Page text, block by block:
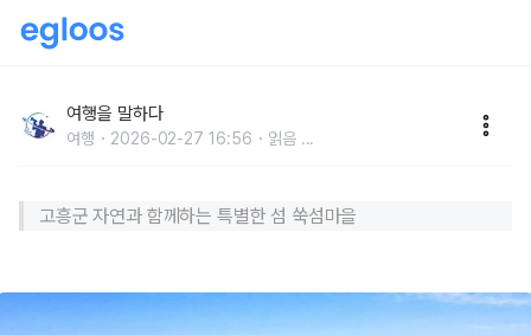
목받는 관광지
여행을 말하다
여행 2026-02-27 16:56 읽음 ...
고흥군 자연과 함께하는 특별한 섬 쑥섬마을